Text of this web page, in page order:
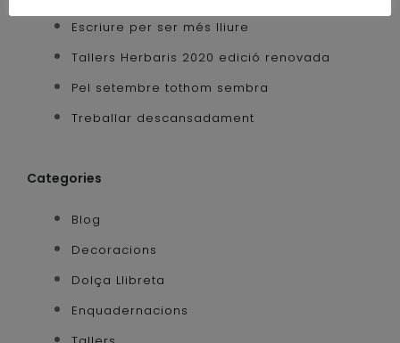
Escriure per ser més lliure
Tallers Herbaris 2020 edició renovada
Pel setembre tothom sembra
Treballar descansadament
Categories
Blog
Decoracions
Dolça Llibreta
Enquadernacions